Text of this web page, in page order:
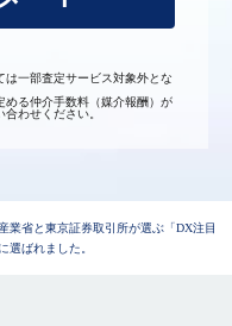
一部査定サービス対象外とな
る仲介手数料（媒介報酬）が
わせください。
業省と東京証券取引所が選ぶ「DX注目
選ばれました。